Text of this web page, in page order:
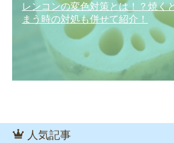
レンコンの変色対策とは！？焼く
まう時の対処も併せて紹介！
人気記事